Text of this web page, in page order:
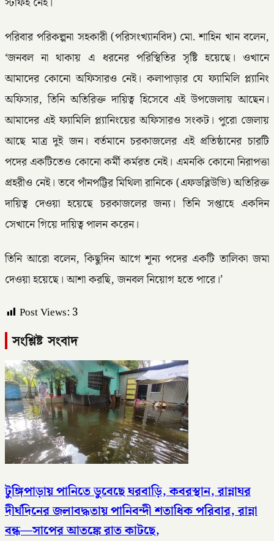
পরিবার পরিকল্পনা সহকারী (পরিসংখ্যানবিদ) মো. শাহিন খান বলেন,
‘জনবল না থাকায় এ ধরনের পরিস্থিতির সৃষ্টি হয়েছে। ওখানে
আমাদের কোনো অফিসারও নেই। কলাপাড়ার যে ফ্যামিলি প্ল্যানিং
অফিসার, তিনি অতিরিক্ত দায়িত্ব হিসেবে এই উপজেলায় আছেন।
আমাদের এই ফ্যামিলি প্ল্যানিংয়ের অফিসারও সংকট। পুরো জেলায়
আছে মাত্র দুই জন। বর্তমানে চরকাজলের এই প্রতিষ্ঠানের চারটি
পদের একটিতেও কোনো কর্মী কর্মরত নেই। এমনকি কোনো নিরাপত্তা
প্রহরীও নেই। তবে পাঁনপট্টির মিথিলা রানিকে (এফডব্লিউভি) অতিরিক্ত
দায়িত্ব দেওয়া হয়েছে চরকাজলের জন্য। তিনি সপ্তাহে একদিন
সেখানে গিয়ে দায়িত্ব পালন করেন।
তিনি আরো বলেন, কিছুদিন আগে শূন্য পদের একটি তালিকা জমা
দেওয়া হয়েছে। আশা করছি, জনবল নিয়োগ হতে পারে।’
Post Views: 3
সংশ্লিষ্ট সংবাদ
টুঙ্গিপাড়ায় পানিতে ডুবেছে ঘরবাড়ি, কবরস্থান, রান্নাঘর
দীর্ঘদিনের জলাবদ্ধতায় পানিবন্দী শতাধিক পরিবার, রান্না
বন্ধ—সাপের আতঙ্কে রাত কাটছে,